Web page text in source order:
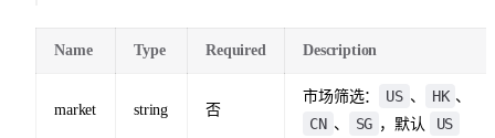
Name Type Required Description
market string 否
市场筛选： US 、 HK 、
CN 、 SG ，默认 US